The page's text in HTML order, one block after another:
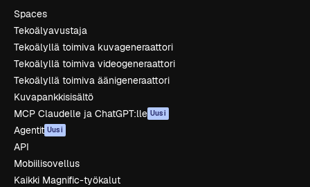
Spaces
Tekoälyavustaja
Tekoälyllä toimiva kuvageneraattori
Tekoälyllä toimiva videogeneraattori
Tekoälyllä toimiva äänigeneraattori
Kuvapankkisisältö
MCP Claudelle ja ChatGPT:lle Uusi
Agentit Uusi
API
Mobiilisovellus
Kaikki Magnific-työkalut